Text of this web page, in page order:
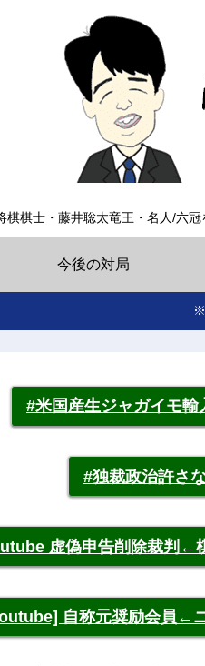
棋棋士・藤井聡太竜王・名人/六
今後の対局
※
#米国産生ジャガイモ輸
#独裁政治許さ
虚偽申告削除裁判←
自称元奨励会員←